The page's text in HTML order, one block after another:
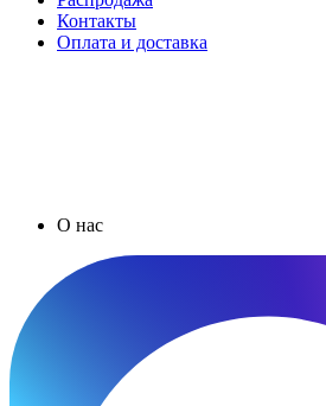
Контакты
Оплата и доставка
О нас